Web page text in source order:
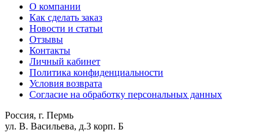
О компании
Как сделать заказ
Новости и статьи
Отзывы
Контакты
Личный кабинет
Политика конфиденциальности
Условия возврата
Согласие на обработку персональных данных
Россия, г. Пермь
ул. В. Васильева, д.3 корп. Б